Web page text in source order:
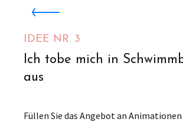
4€
Lumbres
IDEE NR. 3
Ich tobe mich in
aus
Füllen Sie das Angebot an Animationen